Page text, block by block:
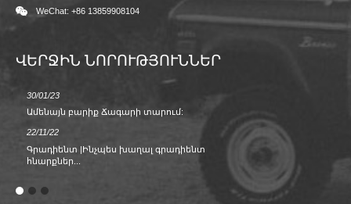
WeChat: +86 13859908104
ՎԵՐՋԻՆ ՆՈՐՈՒԹՅՈՒՆՆԵՐ
30/01/23
Ամենայն բարիք Ճագարի տարում:
22/11/22
Գրադիենտ |Ինչպես խաղալ գրադիենտ
հնարքներ...